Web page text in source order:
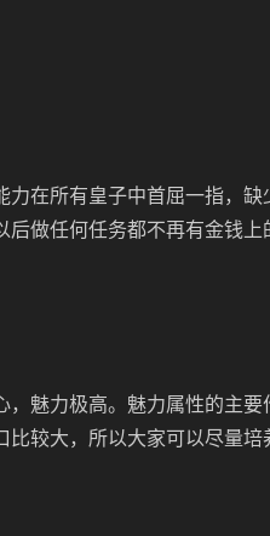
在所有皇子中首屈一指，
做任何任务都不再有金钱上
魅力极高。魅力属性的主
较大，所以大家可以尽量培